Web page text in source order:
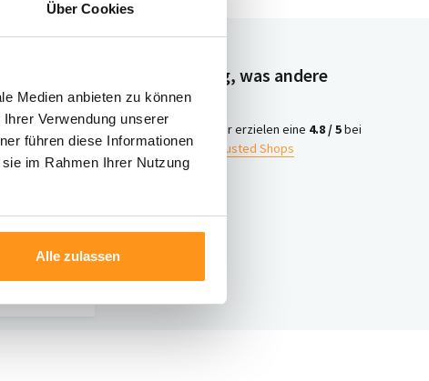
Über Cookies
Medien anbieten zu können
Verwendung unserer
führen diese Informationen
im Rahmen Ihrer Nutzung
Alle zulassen
Kontakt
Neugierig, was andere
denken?
4.8 /
5
Wir erzielen eine 4.8 / 5bei
Trusted Shops